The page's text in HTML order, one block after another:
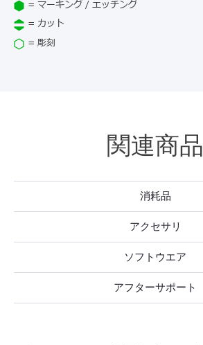
= マーキング / エッチング
= カット
= 彫刻
関連商品
消耗品
アクセサリ
ソフトウエア
アフターサポート